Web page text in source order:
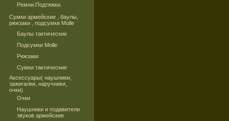
Ремни.Подтяжки.
Сумки армейские , баулы,
рюкзаки , подсумки Molle
Баулы тактические
Подсумки Molle
Рюкзаки
Сумки тактические
Аксессуары( наушники,
зажигалки, наручники,
очки)
Очки
Наушники и подавители
звуков армейские